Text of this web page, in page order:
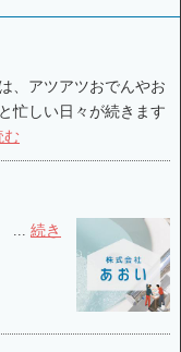
、アツアツおでんやお
忙しい日々が続きます
む
... 続き